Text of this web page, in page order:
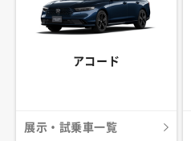
アコード
展示・試乗車一覧